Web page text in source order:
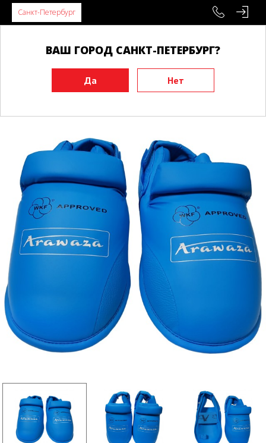
Санкт-Петербург
ВАШ ГОРОД САНКТ-ПЕТЕРБУРГ?
Экипировка
Защита ног
Защита стопы (футы)
Футы ARAWAZA синие